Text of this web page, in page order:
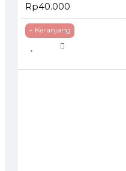
Rp40.000
+ Keranjang